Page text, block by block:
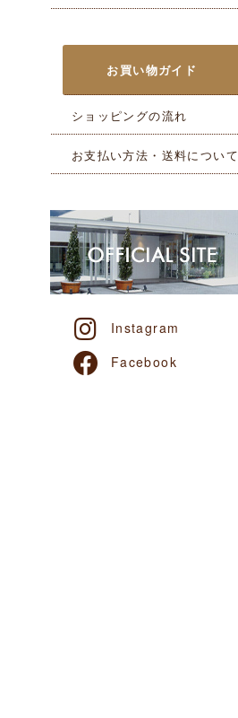
お買い物ガイド
ショッピングの流れ
お支払い方法・送料について
Instagram
Facebook